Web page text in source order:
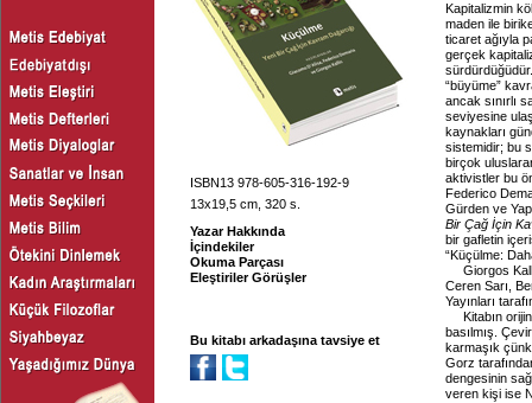
ISBN13 978-605-316-192-9
13x19,5 cm, 320 s.
Yazar Hakkında
İçindekiler
Okuma Parçası
Eleştiriler Görüşler
Bu kitabı arkadaşına tavsiye et
Kapitalizmin
maden ile
ticaret ağıyla
gerçek
“büyüme”
ancak sınırlı
seviyesine
kaynakları
sistemidir; bu
birçok
aktivistler bu
Federico
Gürden ve
Bir Çağ İçin
bir gafletin
“Küçülme:
Giorgos
Ceren Sarı,
Yayınları
Kitabın
basılmış.
karmaşık
Gorz
dengesinin
veren kişi ise